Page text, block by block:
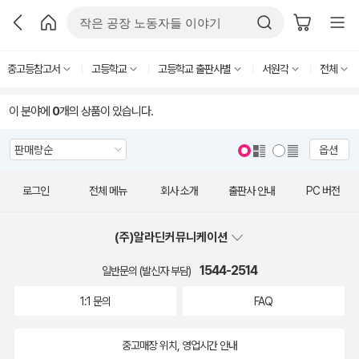
중고등참고서 고등학교 고등학교 출판사별 서원각 전체
이 분야에 0개의 상품이 있습니다.
옵션
로그인 전체 메뉴 회사 소개 출판사 안내 PC 버전
(주)알라딘커뮤니케이션
일반문의 (발신자 부담) 1544-2514
1:1 문의 FAQ
중고매장 위치, 영업시간 안내